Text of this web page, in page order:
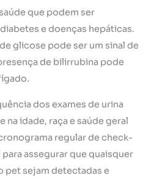
que podem ser
e doenças hepáticas.
glicose pode ser um sinal de
de bilirrubina pode
dos exames de urina
na idade, raça e saúde geral
regular de check-
assegurar que quaisquer
pet sejam detectadas e